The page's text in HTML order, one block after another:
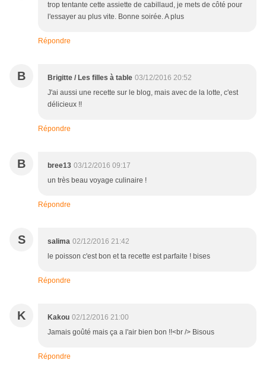
trop tentante cette assiette de cabillaud, je mets de côté pour
l'essayer au plus vite. Bonne soirée. A plus
Répondre
B Brigitte / Les filles à table 03/12/2016 20:52
J'ai aussi une recette sur le blog, mais avec de la lotte, c'est
délicieux !!
Répondre
B bree13 03/12/2016 09:17
un très beau voyage culinaire !
Répondre
S salima 02/12/2016 21:42
le poisson c'est bon et ta recette est parfaite ! bises
Répondre
K Kakou 02/12/2016 21:00
Jamais goûté mais ça a l'air bien bon !!<br /> Bisous
Répondre